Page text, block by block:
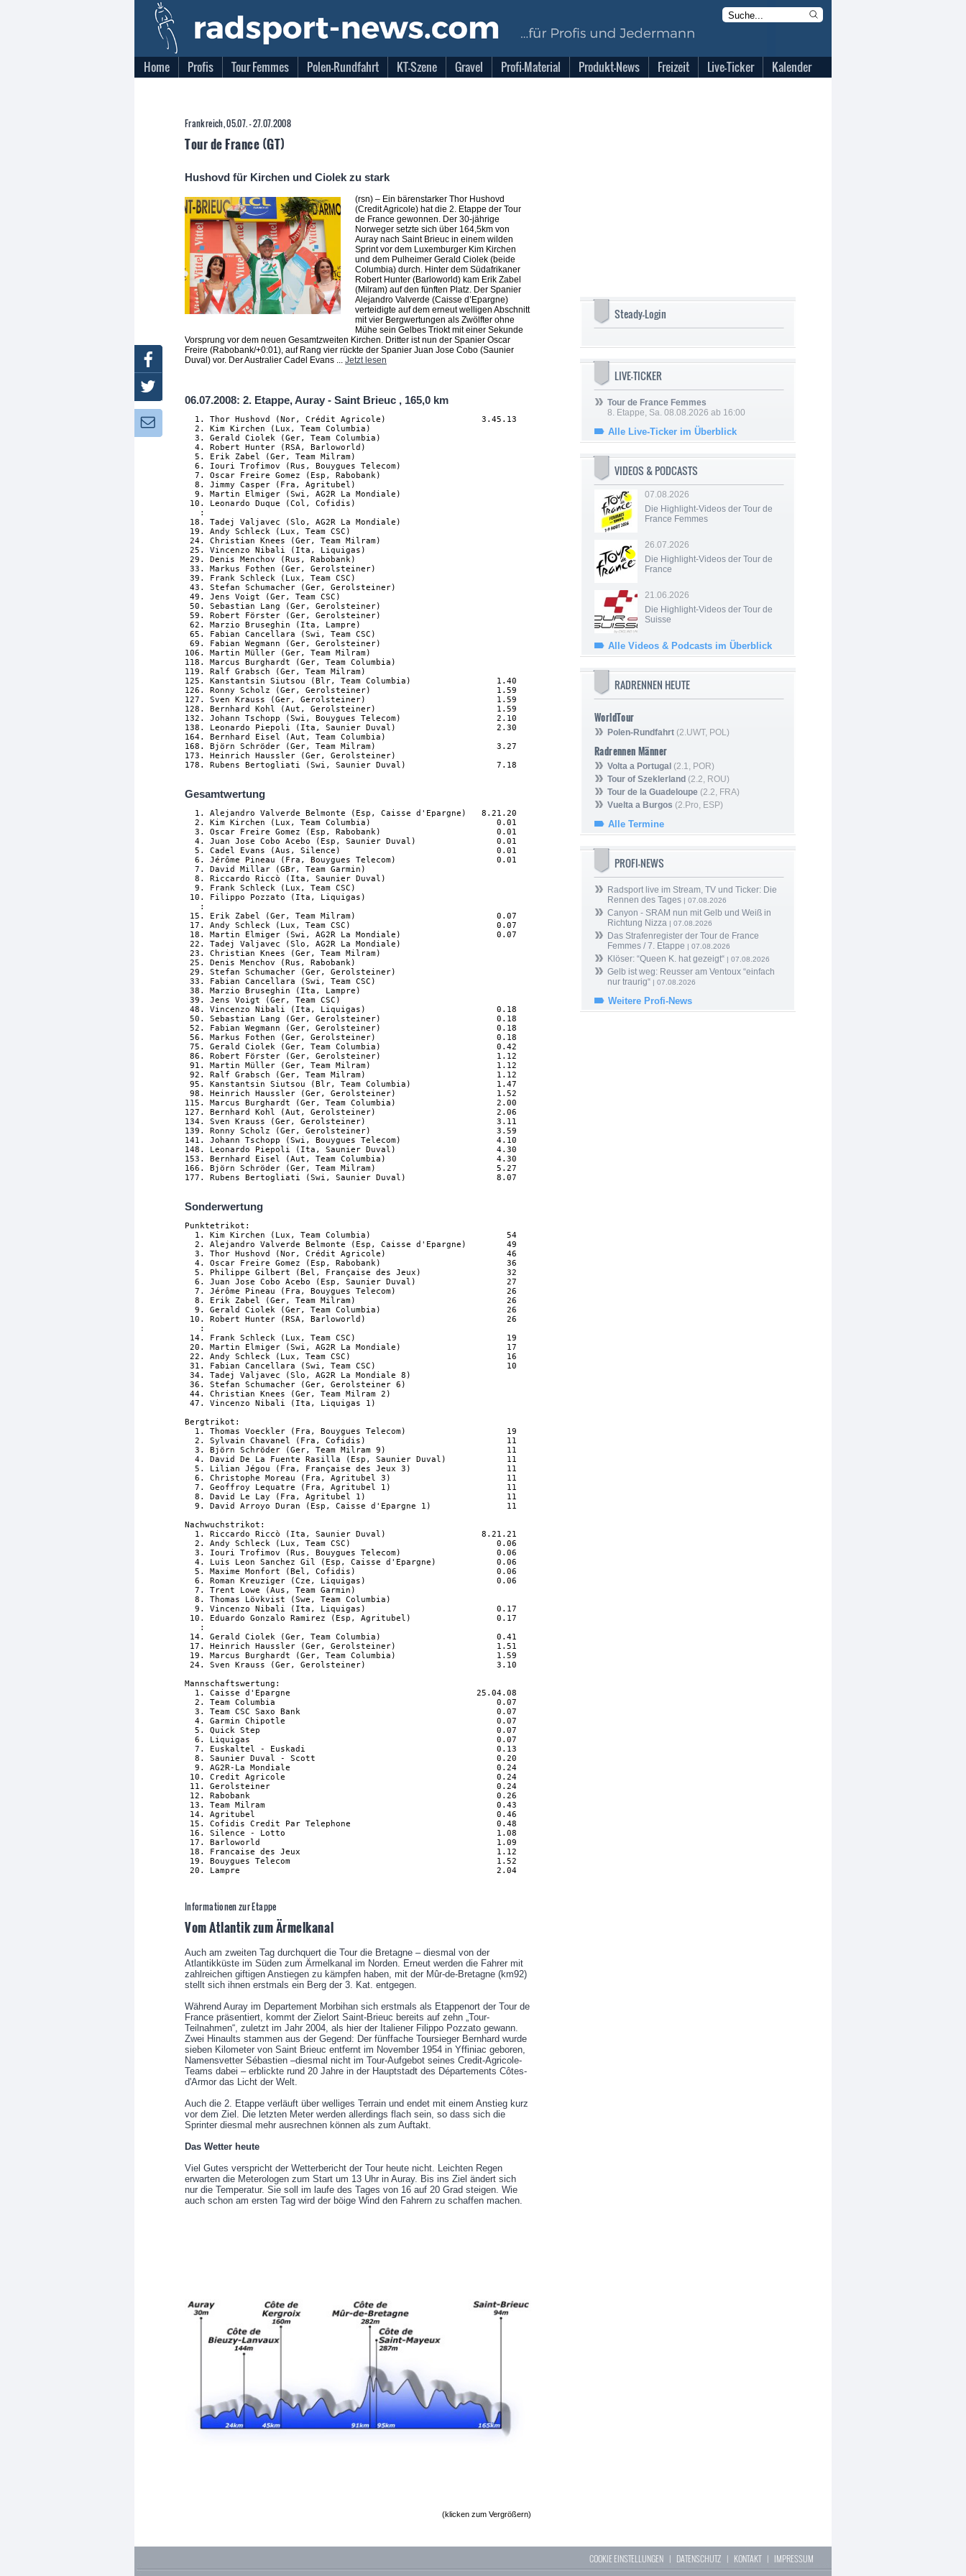
Home Profis Tour Femmes Polen-Rundfahrt KT-Szene Gravel Profi-Material Produkt-News Freizeit Live-Ticker Kalender
Frankreich, 05.07. - 27.07.2008
Tour de France (GT)
Hushovd für Kirchen und Ciolek zu stark
(rsn) – Ein bärenstarker Thor Hushovd
(Credit Agricole) hat die 2. Etappe der Tour
de France gewonnen. Der 30-jährige
Norweger setzte sich über 164,5km von
Auray nach Saint Brieuc in einem wilden
Sprint vor dem Luxemburger Kim Kirchen
und dem Pulheimer Gerald Ciolek (beide
Columbia) durch. Hinter dem Südafrikaner
Robert Hunter (Barloworld) kam Erik Zabel
(Milram) auf den fünften Platz. Der Spanier
Alejandro Valverde (Caisse d’Epargne)
verteidigte auf dem erneut welligen Abschnitt
mit vier Bergwertungen als Zwölfter ohne
Mühe sein Gelbes Triokt mit einer Sekunde
Vorsprung vor dem neuen Gesamtzweiten Kirchen. Dritter ist nun der Spanier Oscar
Freire (Rabobank/+0:01), auf Rang vier rückte der Spanier Juan Jose Cobo (Saunier
Duval) vor. Der Australier Cadel Evans ... Jetzt lesen
06.07.2008: 2. Etappe, Auray - Saint Brieuc , 165,0 km
  1. Thor Hushovd (Nor, Crédit Agricole)                   3.45.13
  2. Kim Kirchen (Lux, Team Columbia)
  3. Gerald Ciolek (Ger, Team Columbia)
  4. Robert Hunter (RSA, Barloworld)
  5. Erik Zabel (Ger, Team Milram)
  6. Iouri Trofimov (Rus, Bouygues Telecom)
  7. Oscar Freire Gomez (Esp, Rabobank)
  8. Jimmy Casper (Fra, Agritubel)
  9. Martin Elmiger (Swi, AG2R La Mondiale)
10. Leonardo Duque (Col, Cofidis)
   :
18. Tadej Valjavec (Slo, AG2R La Mondiale)
19. Andy Schleck (Lux, Team CSC)
24. Christian Knees (Ger, Team Milram)
25. Vincenzo Nibali (Ita, Liquigas)
29. Denis Menchov (Rus, Rabobank)
33. Markus Fothen (Ger, Gerolsteiner)
39. Frank Schleck (Lux, Team CSC)
43. Stefan Schumacher (Ger, Gerolsteiner)
49. Jens Voigt (Ger, Team CSC)
50. Sebastian Lang (Ger, Gerolsteiner)
59. Robert Förster (Ger, Gerolsteiner)
62. Marzio Bruseghin (Ita, Lampre)
65. Fabian Cancellara (Swi, Team CSC)
69. Fabian Wegmann (Ger, Gerolsteiner)
106. Martin Müller (Ger, Team Milram)
118. Marcus Burghardt (Ger, Team Columbia)
119. Ralf Grabsch (Ger, Team Milram)
125. Kanstantsin Siutsou (Blr, Team Columbia)                 1.40
126. Ronny Scholz (Ger, Gerolsteiner)                         1.59
127. Sven Krauss (Ger, Gerolsteiner)                          1.59
128. Bernhard Kohl (Aut, Gerolsteiner)                        1.59
132. Johann Tschopp (Swi, Bouygues Telecom)                   2.10
138. Leonardo Piepoli (Ita, Saunier Duval)                    2.30
164. Bernhard Eisel (Aut, Team Columbia)
168. Björn Schröder (Ger, Team Milram)                        3.27
173. Heinrich Haussler (Ger, Gerolsteiner)
Gesamtwertung
  1. Alejandro Valverde Belmonte (Esp, Caisse d'Epargne)   8.21.20
  2. Kim Kirchen (Lux, Team Columbia)                         0.01
  3. Oscar Freire Gomez (Esp, Rabobank)                       0.01
  4. Juan Jose Cobo Acebo (Esp, Saunier Duval)                0.01
  5. Cadel Evans (Aus, Silence)                               0.01
  6. Jérôme Pineau (Fra, Bouygues Telecom)                    0.01
  7. David Millar (GBr, Team Garmin)
  8. Riccardo Riccò (Ita, Saunier Duval)
  9. Frank Schleck (Lux, Team CSC)
10. Filippo Pozzato (Ita, Liquigas)
   :
15. Erik Zabel (Ger, Team Milram)                            0.07
17. Andy Schleck (Lux, Team CSC)                             0.07
18. Martin Elmiger (Swi, AG2R La Mondiale)                   0.07
22. Tadej Valjavec (Slo, AG2R La Mondiale)
23. Christian Knees (Ger, Team Milram)
25. Denis Menchov (Rus, Rabobank)
29. Stefan Schumacher (Ger, Gerolsteiner)
33. Fabian Cancellara (Swi, Team CSC)
38. Marzio Bruseghin (Ita, Lampre)
39. Jens Voigt (Ger, Team CSC)
48. Vincenzo Nibali (Ita, Liquigas)                          0.18
50. Sebastian Lang (Ger, Gerolsteiner)                       0.18
52. Fabian Wegmann (Ger, Gerolsteiner)                       0.18
56. Markus Fothen (Ger, Gerolsteiner)                        0.18
75. Gerald Ciolek (Ger, Team Columbia)                       0.42
86. Robert Förster (Ger, Gerolsteiner)                       1.12
91. Martin Müller (Ger, Team Milram)                         1.12
92. Ralf Grabsch (Ger, Team Milram)                          1.12
95. Kanstantsin Siutsou (Blr, Team Columbia)                 1.47
98. Heinrich Haussler (Ger, Gerolsteiner)                    1.52
115. Marcus Burghardt (Ger, Team Columbia)                    2.00
127. Bernhard Kohl (Aut, Gerolsteiner)                        2.06
134. Sven Krauss (Ger, Gerolsteiner)                          3.11
139. Ronny Scholz (Ger, Gerolsteiner)                         3.59
141. Johann Tschopp (Swi, Bouygues Telecom)                   4.10
148. Leonardo Piepoli (Ita, Saunier Duval)                    4.30
153. Bernhard Eisel (Aut, Team Columbia)                      4.30
166. Björn Schröder (Ger, Team Milram)                        5.27
Sonderwertung
Punktetrikot:
  1. Kim Kirchen (Lux, Team Columbia)                           54
  2. Alejandro Valverde Belmonte (Esp, Caisse d'Epargne)        49
  3. Thor Hushovd (Nor, Crédit Agricole)                        46
  4. Oscar Freire Gomez (Esp, Rabobank)                         36
  5. Philippe Gilbert (Bel, Française des Jeux)                 32
  6. Juan Jose Cobo Acebo (Esp, Saunier Duval)                  27
  7. Jérôme Pineau (Fra, Bouygues Telecom)                      26
  8. Erik Zabel (Ger, Team Milram)                              26
  9. Gerald Ciolek (Ger, Team Columbia)                         26
10. Robert Hunter (RSA, Barloworld)                            26
   :
14. Frank Schleck (Lux, Team CSC)                              19
20. Martin Elmiger (Swi, AG2R La Mondiale)                     17
22. Andy Schleck (Lux, Team CSC)                               16
31. Fabian Cancellara (Swi, Team CSC)                          10
34. Tadej Valjavec (Slo, AG2R La Mondiale 8)
36. Stefan Schumacher (Ger, Gerolsteiner 6)
44. Christian Knees (Ger, Team Milram 2)
47. Vincenzo Nibali (Ita, Liquigas 1)
Bergtrikot:
  1. Thomas Voeckler (Fra, Bouygues Telecom)                    19
  2. Sylvain Chavanel (Fra, Cofidis)                            11
  3. Björn Schröder (Ger, Team Milram 9)                        11
  4. David De La Fuente Rasilla (Esp, Saunier Duval)            11
  5. Lilian Jégou (Fra, Française des Jeux 3)                   11
  6. Christophe Moreau (Fra, Agritubel 3)                       11
  7. Geoffroy Lequatre (Fra, Agritubel 1)                       11
  8. David Le Lay (Fra, Agritubel 1)                            11
  9. David Arroyo Duran (Esp, Caisse d'Epargne 1)               11
Nachwuchstrikot:
  1. Riccardo Riccò (Ita, Saunier Duval)                   8.21.21
  2. Andy Schleck (Lux, Team CSC)                             0.06
  3. Iouri Trofimov (Rus, Bouygues Telecom)                   0.06
  4. Luis Leon Sanchez Gil (Esp, Caisse d'Epargne)            0.06
  5. Maxime Monfort (Bel, Cofidis)                            0.06
  6. Roman Kreuziger (Cze, Liquigas)                          0.06
  7. Trent Lowe (Aus, Team Garmin)
  8. Thomas Lövkvist (Swe, Team Columbia)
  9. Vincenzo Nibali (Ita, Liquigas)                          0.17
10. Eduardo Gonzalo Ramirez (Esp, Agritubel)                 0.17
   :
14. Gerald Ciolek (Ger, Team Columbia)                       0.41
17. Heinrich Haussler (Ger, Gerolsteiner)                    1.51
19. Marcus Burghardt (Ger, Team Columbia)                    1.59
24. Sven Krauss (Ger, Gerolsteiner)                          3.10
Mannschaftswertung:
  1. Caisse d'Epargne                                     25.04.08
  2. Team Columbia                                            0.07
  3. Team CSC Saxo Bank                                       0.07
  4. Garmin Chipotle                                          0.07
  5. Quick Step                                               0.07
  6. Liquigas                                                 0.07
  7. Euskaltel - Euskadi                                      0.13
  8. Saunier Duval - Scott                                    0.20
  9. AG2R-La Mondiale                                         0.24
10. Credit Agricole                                          0.24
11. Gerolsteiner                                             0.24
12. Rabobank                                                 0.26
13. Team Milram                                              0.43
14. Agritubel                                                0.46
15. Cofidis Credit Par Telephone                             0.48
16. Silence - Lotto                                          1.08
17. Barloworld                                               1.09
18. Francaise des Jeux                                       1.12
19. Bouygues Telecom                                         1.52
Informationen zur Etappe
Vom Atlantik zum Ärmelkanal
Auch am zweiten Tag durchquert die Tour die Bretagne – diesmal von der
Atlantikküste im Süden zum Ärmelkanal im Norden. Erneut werden die Fahrer mit
zahlreichen giftigen Anstiegen zu kämpfen haben, mit der Mûr-de-Bretagne (km92)
stellt sich ihnen erstmals ein Berg der 3. Kat. entgegen.
Während Auray im Departement Morbihan sich erstmals als Etappenort der Tour de
France präsentiert, kommt der Zielort Saint-Brieuc bereits auf zehn „Tour-
Teilnahmen“, zuletzt im Jahr 2004, als hier der Italiener Filippo Pozzato gewann.
Zwei Hinaults stammen aus der Gegend: Der fünffache Toursieger Bernhard wurde
sieben Kilometer von Saint Brieuc entfernt im November 1954 in Yffiniac geboren,
Namensvetter Sébastien –diesmal nicht im Tour-Aufgebot seines Credit-Agricole-
Teams dabei – erblickte rund 20 Jahre in der Hauptstadt des Départements Côtes-
d'Armor das Licht der Welt.
Auch die 2. Etappe verläuft über welliges Terrain und endet mit einem Anstieg kurz
vor dem Ziel. Die letzten Meter werden allerdings flach sein, so dass sich die
Sprinter diesmal mehr ausrechnen können als zum Auftakt.
Das Wetter heute
Viel Gutes verspricht der Wetterbericht der Tour heute nicht. Leichten Regen
erwarten die Meterologen zum Start um 13 Uhr in Auray. Bis ins Ziel ändert sich
nur die Temperatur. Sie soll im laufe des Tages von 16 auf 20 Grad steigen. Wie
auch schon am ersten Tag wird der böige Wind den Fahrern zu schaffen machen.
(klicken zum Vergrößern)
Steady-Login
LIVE-TICKER
Tour de France Femmes
8. Etappe, Sa. 08.08.2026 ab 16:00
Alle Live-Ticker im Überblick
VIDEOS & PODCASTS
07.08.2026
Die Highlight-Videos der Tour de
France Femmes
26.07.2026
Die Highlight-Videos der Tour de
France
21.06.2026
Die Highlight-Videos der Tour de
Suisse
Alle Videos & Podcasts im Überblick
RADRENNEN HEUTE
WorldTour
Polen-Rundfahrt (2.UWT, POL)
Radrennen Männer
Volta a Portugal (2.1, POR)
Tour of Szeklerland (2.2, ROU)
Tour de la Guadeloupe (2.2, FRA)
Vuelta a Burgos (2.Pro, ESP)
Alle Termine
PROFI-NEWS
Radsport live im Stream, TV und Ticker: Die
Rennen des Tages | 07.08.2026
Canyon - SRAM nun mit Gelb und Weiß in
Richtung Nizza | 07.08.2026
Das Strafenregister der Tour de France
Femmes / 7. Etappe | 07.08.2026
Klöser: “Queen K. hat gezeigt“ | 07.08.2026
Gelb ist weg: Reusser am Ventoux “einfach
nur traurig“ | 07.08.2026
Weitere Profi-News
Facebook
Newsletter:
COOKIE EINSTELLUNGEN | DATENSCHUTZ | KONTAKT| IMPRESSUM